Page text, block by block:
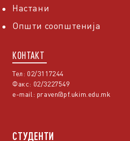
Настани
Општи соопштенија
КОНТАКТ
Тел: 02/3117244
Факс: 02/3227549
e-mail: praven@pf.ukim.edu.mk
СТУДЕНТИ